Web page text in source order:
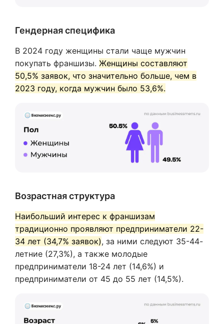
Гендерная специфика
В 2024 году женщины стали чаще мужчин
покупать франшизы. Женщины составляют
50,5% заявок, что значительно больше, чем в
2023 году, когда мужчин было 53,6%.
Возрастная структура
Наибольший интерес к франшизам
традиционно проявляют предприниматели 22-
34 лет (34,7% заявок), за ними следуют 35-44-
летние (27,3%), а также молодые
предприниматели 18-24 лет (14,6%) и
предприниматели от 45 до 55 лет (14,5%).